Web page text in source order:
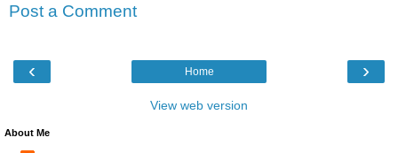
Post a Comment
‹ ›
Home
View web version
About Me